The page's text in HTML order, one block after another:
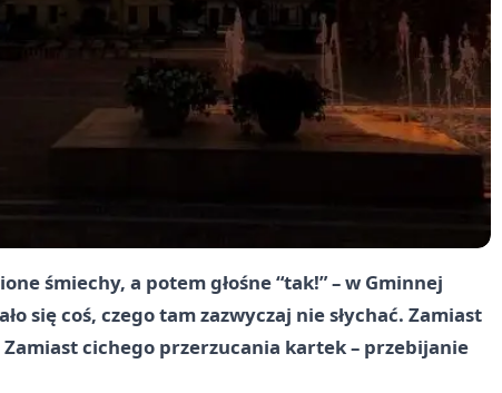
śmiechy, a potem głośne “tak!” – w Gminnej
się coś, czego tam zazwyczaj nie słychać. Zamiast
cichego przerzucania kartek – przebijanie